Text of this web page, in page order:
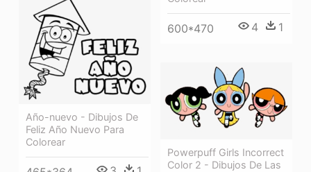
600*470 4 1
Año-nuevo - Dibujos De
Feliz Año Nuevo Para
Colorear
Powerpuff Girls Incorrect
Color 2 - Dibujos De Las